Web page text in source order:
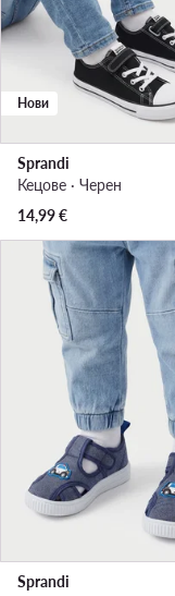
Нови
Sprandi
Кецове · Черен
14,99€
Sprandi